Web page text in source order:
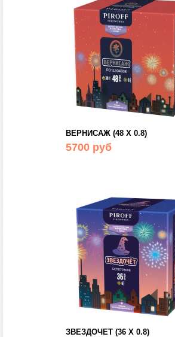
ВЕРНИСАЖ (48 Х 0.8)
5700 руб
ЗВЕЗДОЧЕТ (36 Х 0.8)